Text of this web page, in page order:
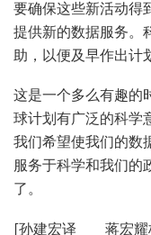
要确保这些新活动得
提供新的数据服务。
助，以便及早作出计
这是一个多么有趣的
球计划有广泛的科学
我们希望使我们的数
服务于科学和我们的
了。
[孙建宏译 蒋宏耀